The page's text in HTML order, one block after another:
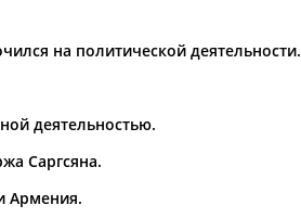
Андрей
АБДУВАЛИЕВ
на политической деятельности.
деятельностью.
Саргсяна.
Армения.